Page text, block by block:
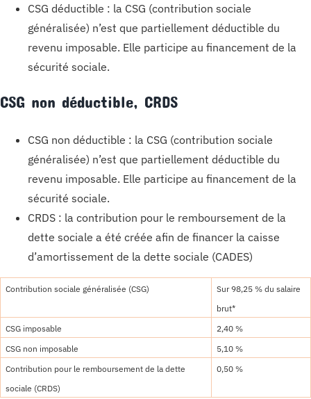
CSG déductible : la CSG (contribution sociale
généralisée) n’est que partiellement déductible du
revenu imposable. Elle participe au financement de la
sécurité sociale.
CSG non déductible, CRDS
CSG non déductible : la CSG (contribution sociale
généralisée) n’est que partiellement déductible du
revenu imposable. Elle participe au financement de la
sécurité sociale.
CRDS : la contribution pour le remboursement de la
dette sociale a été créée afin de financer la caisse
d’amortissement de la dette sociale (CADES)
Contribution sociale généralisée (CSG)
Sur 98,25 % du salaire
brut*
CSG imposable
2,40 %
CSG non imposable
5,10 %
Contribution pour le remboursement de la dette
sociale (CRDS)
0,50 %